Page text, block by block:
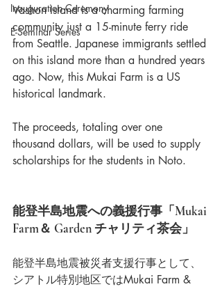
Inauguration Ceremony
E-Seminar Series
Vashon Island is a charming farming
community just a 15-minute ferry ride
from Seattle. Japanese immigrants settled
on this island more than a hundred years
ago. Now, this Mukai Farm is a US
historical landmark.
The proceeds, totaling over one
thousand dollars, will be used to supply
scholarships for the students in Noto.
能登半島地震への義援行事「Mukai
Farm＆ Garden チャリティ茶会」
能登半島地震被災者支援行事として、
シアトル特別地区ではMukai Farm &